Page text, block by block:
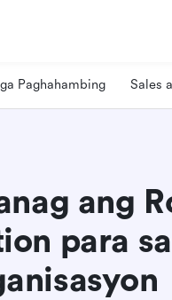
Paghahambing Sales
ang
para